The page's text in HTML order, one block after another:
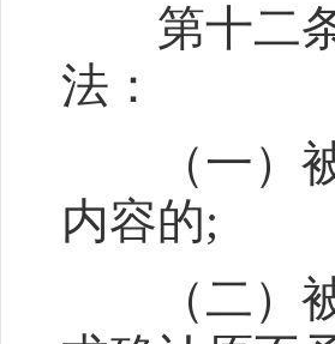
第十二条
法：
（一）被
内容的;
（二）被